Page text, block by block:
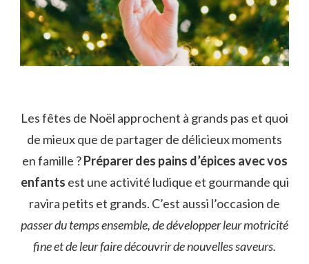
Les fêtes de Noël approchent à grands pas et quoi
de mieux que de partager de délicieux moments
en famille ?Préparer des pains d’épices avec vos
enfants est une activité ludique et gourmande qui
ravira petits et grands. C’est aussi l’occasion de
passer du temps ensemble, de développer leur motricité
fine et de leur faire découvrir de nouvelles saveurs.